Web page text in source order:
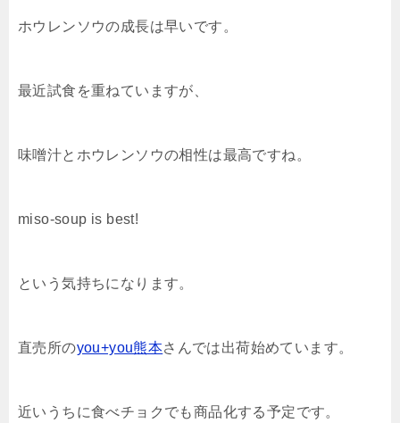
ホウレンソウの成長は早いです。
最近試食を重ねていますが、
味噌汁とホウレンソウの相性は最高ですね。
miso-soup is best!
という気持ちになります。
直売所のyou+you熊本さんでは出荷始めています。
近いうちに食べチョクでも商品化する予定です。